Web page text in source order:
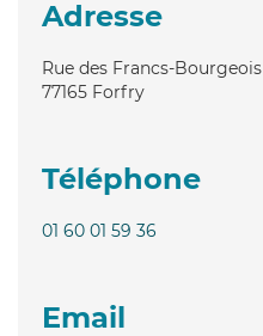
Adresse
Rue des Francs-Bourgeois
77165 Forfry
Téléphone
01 60 01 59 36
Email